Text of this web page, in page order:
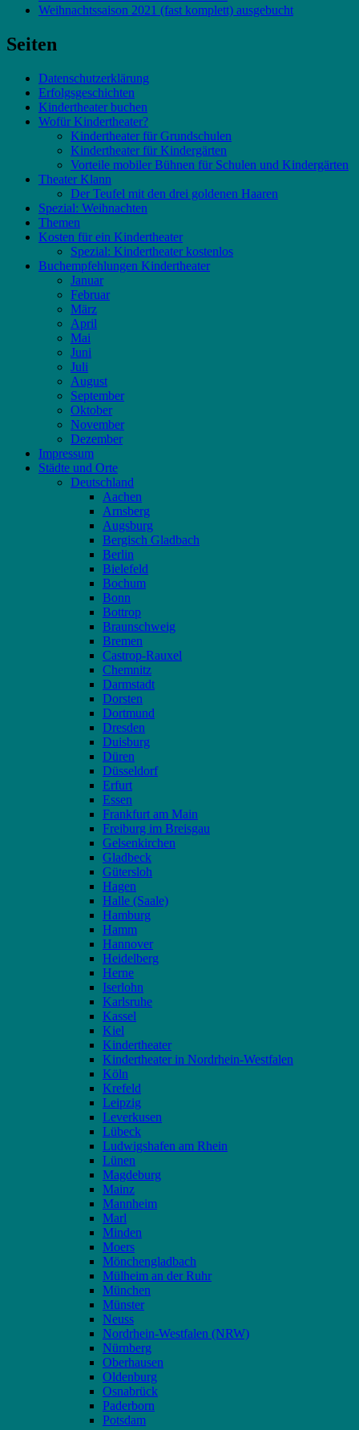
Weihnachtssaison 2021 (fast komplett) ausgebucht
Seiten
Datenschutzerklärung
Erfolgsgeschichten
Kindertheater buchen
Wofür Kindertheater?
Kindertheater für Grundschulen
Kindertheater für Kindergärten
Vorteile mobiler Bühnen für Schulen und Kindergärten
Theater Klann
Der Teufel mit den drei goldenen Haaren
Spezial: Weihnachten
Themen
Kosten für ein Kindertheater
Spezial: Kindertheater kostenlos
Buchempfehlungen Kindertheater
Januar
Februar
März
April
Mai
Juni
Juli
August
September
Oktober
November
Dezember
Impressum
Städte und Orte
Deutschland
Aachen
Arnsberg
Augsburg
Bergisch Gladbach
Berlin
Bielefeld
Bochum
Bonn
Bottrop
Braunschweig
Bremen
Castrop-Rauxel
Chemnitz
Darmstadt
Dorsten
Dortmund
Dresden
Duisburg
Düren
Düsseldorf
Erfurt
Essen
Frankfurt am Main
Freiburg im Breisgau
Gelsenkirchen
Gladbeck
Gütersloh
Hagen
Halle (Saale)
Hamburg
Hamm
Hannover
Heidelberg
Herne
Iserlohn
Karlsruhe
Kassel
Kiel
Kindertheater
Kindertheater in Nordrhein-Westfalen
Köln
Krefeld
Leipzig
Leverkusen
Lübeck
Ludwigshafen am Rhein
Lünen
Magdeburg
Mainz
Mannheim
Marl
Minden
Moers
Mönchengladbach
Mülheim an der Ruhr
München
Münster
Neuss
Nordrhein-Westfalen (NRW)
Nürnberg
Oberhausen
Oldenburg
Osnabrück
Paderborn
Potsdam